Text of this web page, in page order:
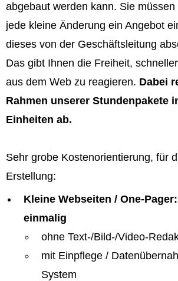
abgebaut werden kann. Sie
jede kleine Änderung ein Angebot
dieses von der Geschäftsleitung
Das gibt Ihnen die Freiheit,
aus dem Web zu reagieren. Dabei
Rahmen unserer Stundenpakete
Einheiten ab.
Sehr grobe Kostenorientierung, für
Erstellung:
Kleine Webseiten / One-
einmalig
ohne Text-/Bild-/Video-
mit Einpflege /
System